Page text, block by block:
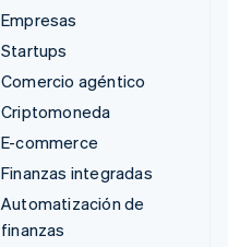
Empresas
Startups
Comercio agéntico
Criptomoneda
E-commerce
Finanzas integradas
Automatización de
finanzas